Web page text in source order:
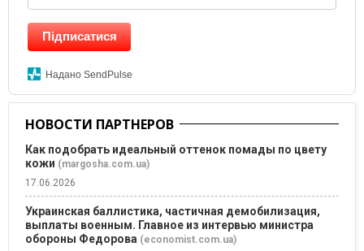
Підписатися
Надано SendPulse
НОВОСТИ ПАРТНЕРОВ
Как подобрать идеальный оттенок помады по цвету
кожи (margosha.com.ua)
17.06.2026
Украинская баллистика, частичная демобилизация,
выплаты военным. Главное из интервью министра
обороны Федорова (economist.com.ua)